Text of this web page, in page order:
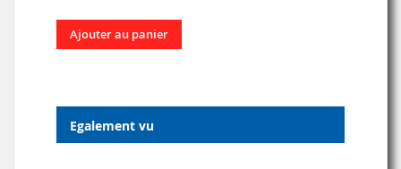
Ajouter au panier
Egalement vu